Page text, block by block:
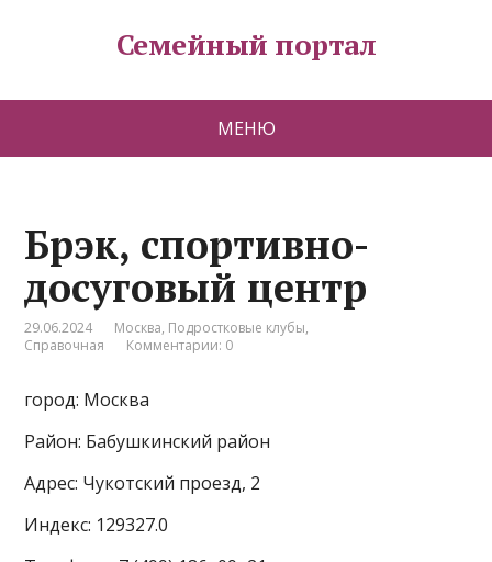
Семейный портал
МЕНЮ
Брэк, спортивно-
досуговый центр
29.06.2024 Москва, Подростковые клубы,
Справочная
Комментарии: 0
город: Москва
Район: Бабушкинский район
Адрес: Чукотский проезд, 2
Индекс: 129327.0